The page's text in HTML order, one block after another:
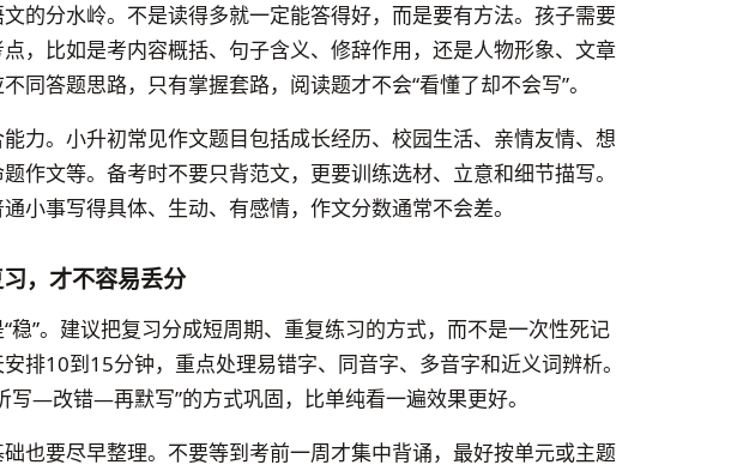
的分水岭。不是读得多就一定能答得好，而是要有方法。孩子需要
，比如是考内容概括、句子含义、修辞作用，还是人物形象、文章
同答题思路，只有掌握套路，阅读题才不会“看懂了却不会写”。
力。小升初常见作文题目包括成长经历、校园生活、亲情友情、想
作文等。备考时不要只背范文，更要训练选材、立意和细节描写。
小事写得具体、生动、有感情，作文分数通常不会差。
，才不容易丢分
稳”。建议把复习分成短周期、重复练习的方式，而不是一次性死记
排10到15分钟，重点处理易错字、同音字、多音字和近义词辨析。
写—改错—再默写”的方式巩固，比单纯看一遍效果更好。
也要尽早整理。不要等到考前一周才集中背诵，最好按单元或主题